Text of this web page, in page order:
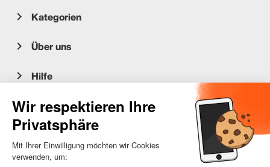
Kategorien
Über uns
Hilfe
Kundenservice
occasion.migros.mobile@recommerce.com
Montag-Freitag 08:00-17:00